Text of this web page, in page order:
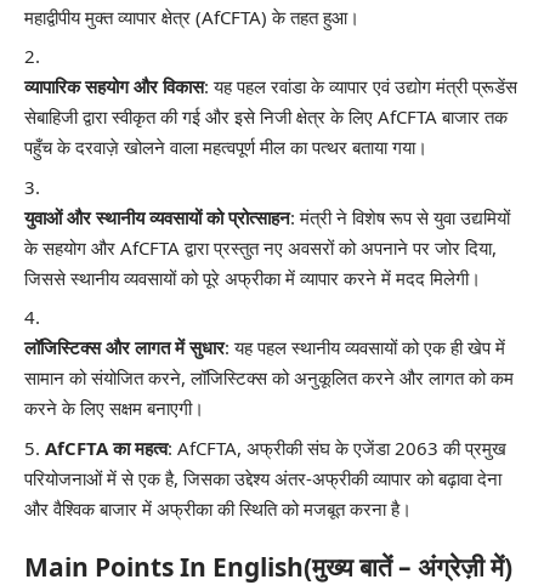
महाद्वीपीय मुक्त व्यापार क्षेत्र (AfCFTA) के तहत हुआ।
व्यापारिक सहयोग और विकास: यह पहल रवांडा के व्यापार एवं उद्योग मंत्री प्रूडेंस
सेबाहिजी द्वारा स्वीकृत की गई और इसे निजी क्षेत्र के लिए AfCFTA बाजार तक
पहुँच के दरवाज़े खोलने वाला महत्वपूर्ण मील का पत्थर बताया गया।
युवाओं और स्थानीय व्यवसायों को प्रोत्साहन: मंत्री ने विशेष रूप से युवा उद्यमियों
के सहयोग और AfCFTA द्वारा प्रस्तुत नए अवसरों को अपनाने पर जोर दिया,
जिससे स्थानीय व्यवसायों को पूरे अफ्रीका में व्यापार करने में मदद मिलेगी।
लॉजिस्टिक्स और लागत में सुधार: यह पहल स्थानीय व्यवसायों को एक ही खेप में
सामान को संयोजित करने, लॉजिस्टिक्स को अनुकूलित करने और लागत को कम
करने के लिए सक्षम बनाएगी।
AfCFTA का महत्व: AfCFTA, अफ्रीकी संघ के एजेंडा 2063 की प्रमुख
परियोजनाओं में से एक है, जिसका उद्देश्य अंतर-अफ्रीकी व्यापार को बढ़ावा देना
और वैश्विक बाजार में अफ्रीका की स्थिति को मजबूत करना है।
Main Points In English(मुख्य बातें – अंग्रेज़ी में)